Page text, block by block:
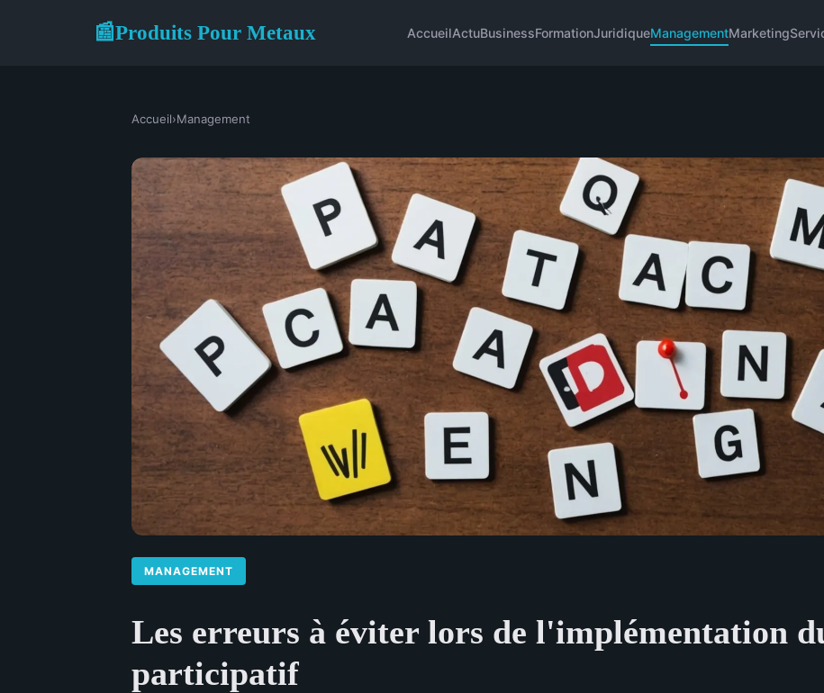
📰Produits Pour Metaux AccueilActuBusinessFormationJuridiqueManagementMarketing
Accueil›Management
MANAGEMENT
Les erreurs à éviter lors de l'implémentation
participatif